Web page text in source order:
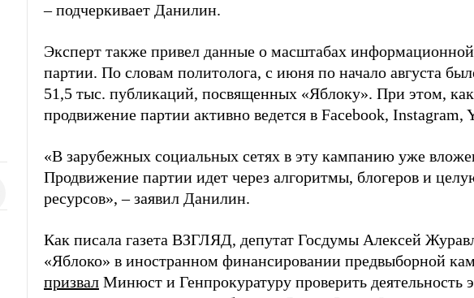
– подчеркивает Данилин.
Эксперт также привел данные о масштабах
партии. По словам политолога, с июня по начало августа
51,5 тыс. публикаций, посвященных «Яблоку». При этом,
продвижение партии активно ведется в Facebook, Instagram,
«В зарубежных социальных сетях в эту кампанию уже
Продвижение партии идет через алгоритмы, блогеров и
ресурсов», – заявил Данилин.
Как писала газета ВЗГЛЯД, депутат Госдумы Алексей
«Яблоко» в иностранном финансировании предвыборной
призвал Минюст и Генпрокуратуру проверить деятельность